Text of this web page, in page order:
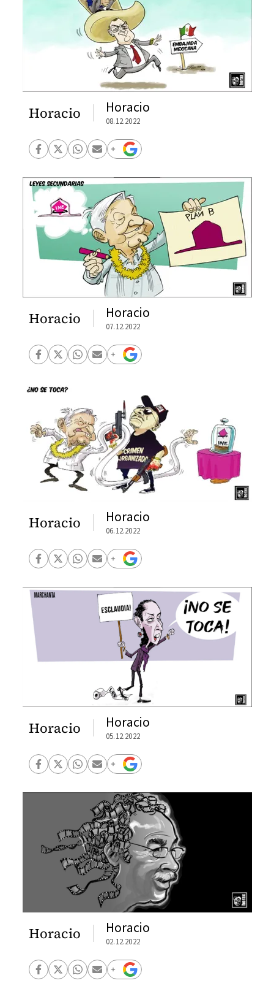
Horacio Horacio
08.12.2022
Horacio Horacio
07.12.2022
Horacio Horacio
06.12.2022
Horacio Horacio
05.12.2022
Horacio Horacio
02.12.2022